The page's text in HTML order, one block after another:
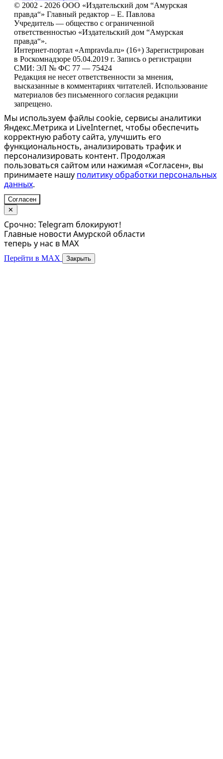
© 2002 - 2026 ООО «Издательский дом “Амурская
правда“» Главный редактор – Е. Павлова
Учредитель — общество с ограниченной
ответственностью «Издательский дом “Амурская
правда“».
Интернет-портал «Ampravda.ru» (16+) Зарегистрирован
в Роскомнадзоре 05.04.2019 г. Запись о регистрации
СМИ: ЭЛ № ФС 77 — 75424
Редакция не несет ответственности за мнения,
высказанные в комментариях читателей. Использование
материалов без письменного согласия редакции
запрещено.
Мы используем файлы cookie, сервисы аналитики
Яндекс.Метрика и LiveInternet, чтобы обеспечить
корректную работу сайта, улучшить его
функциональность, анализировать трафик и
персонализировать контент. Продолжая
пользоваться сайтом или нажимая «Согласен», вы
принимаете нашу политику обработки персональных
данных.
Согласен
✕
Срочно: Telegram блокируют!
Главные новости Амурской области
теперь у нас в MAX
Перейти в MAX Закрыть